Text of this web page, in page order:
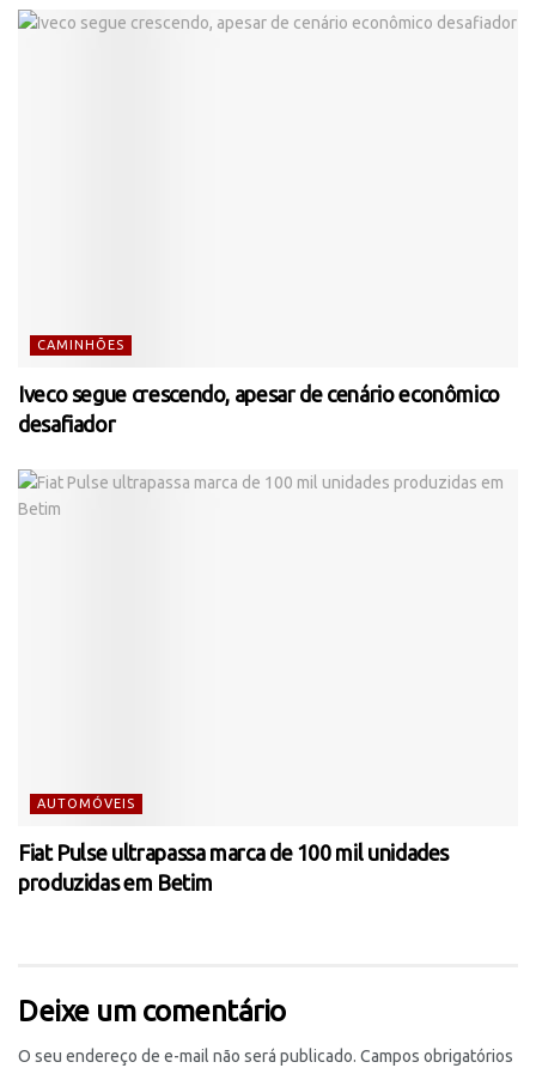
CAMINHÕES
Iveco segue crescendo, apesar de cenário econômico
desafiador
AUTOMÓVEIS
Fiat Pulse ultrapassa marca de 100 mil unidades
produzidas em Betim
Deixe um comentário
O seu endereço de e-mail não será publicado. Campos obrigatórios